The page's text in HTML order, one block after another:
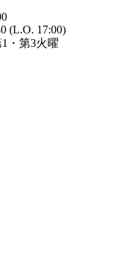
(L.O. 17:00)
・第3火曜